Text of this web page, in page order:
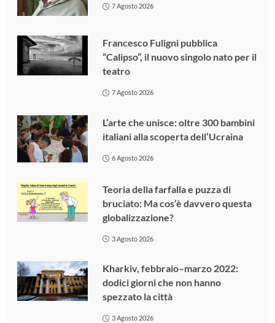
7 Agosto 2026
Francesco Fuligni pubblica
“Calipso”, il nuovo singolo nato per il
teatro
7 Agosto 2026
L’arte che unisce: oltre 300 bambini
italiani alla scoperta dell’Ucraina
6 Agosto 2026
Teoria della farfalla e puzza di
bruciato: Ma cos’è davvero questa
globalizzazione?
3 Agosto 2026
Kharkiv, febbraio–marzo 2022:
dodici giorni che non hanno
spezzato la città
3 Agosto 2026